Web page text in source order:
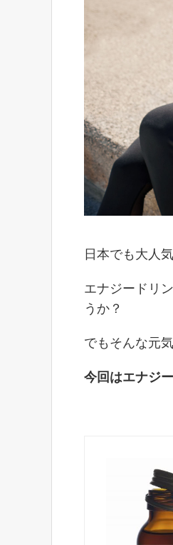
日本でも大人
エナジードリ
うか？
でもそんな元
今回はエナジ